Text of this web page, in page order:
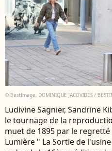
© BestImage, DOMINIQUE JACOVIDES /
Ludivine Sagnier, Sandrine
le tournage de la
muet de 1895 par le
Lumière " La Sortie de